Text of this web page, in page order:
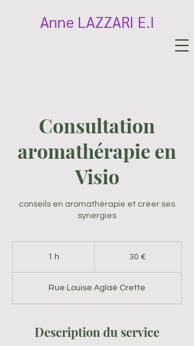
Anne LAZZARI E.I
Consultation
aromathérapie en
Visio
conseils en aromathérapie et créer ses
synergies
1 h 30 €
Rue Louise Aglaé Crette
Description du service